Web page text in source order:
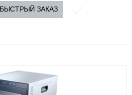
БЫСТРЫЙ ЗАКАЗ